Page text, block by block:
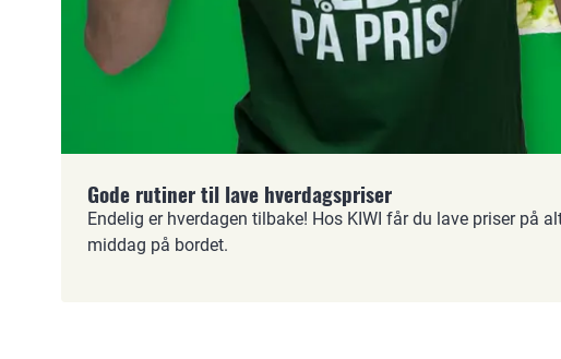
Gode rutiner til lave hverdagspriser
Endelig er hverdagen tilbake! Hos KIWI får du lave priser på
middag på bordet.